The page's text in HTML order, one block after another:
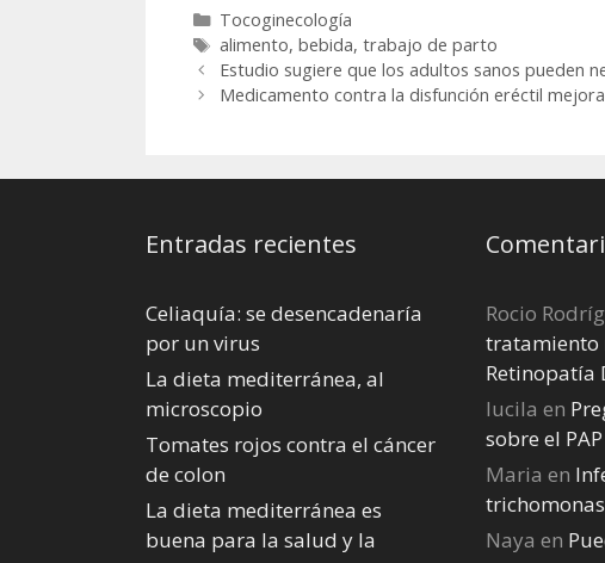
exterior
Categorías
Tocoginecología
Etiquetas
alimento, bebida, trabajo de parto
Estudio sugiere que los adultos sanos pueden
Medicamento contra la disfunción eréctil
Entradas recientes
Celiaquía: se desencadenaría
por un virus
La dieta mediterránea, al
microscopio
Tomates rojos contra el cáncer
de colon
La dieta mediterránea es
buena para la salud y la
Rocio
tratamiento
Retinopatía
lucila en
sobre el
Maria en
trichomonas
Naya en